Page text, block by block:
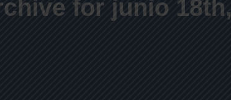
for junio